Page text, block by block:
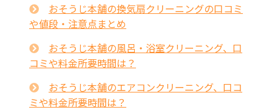
おそうじ本舗の換気扇クリーニングの口コミ
や値段・注意点まとめ
おそうじ本舗の風呂・浴室クリーニング、口
コミや料金所要時間は？
おそうじ本舗のエアコンクリーニング、口コ
ミや料金所要時間は？